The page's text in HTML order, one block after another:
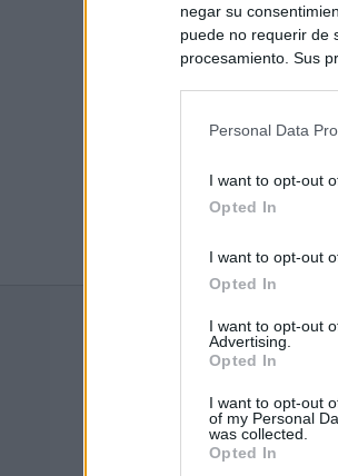
negar su
puede no requerir de
procesamiento. Sus
Personal Data
I want to opt-out
Opted In
I want to opt-out
Opted In
I want to opt-out
Advertising.
Opted In
I want to opt-out
of my Personal
was collected.
Opted In
Últimas noticias
El Gobierno da un
Italia rechaza el
España hasta el 15 de